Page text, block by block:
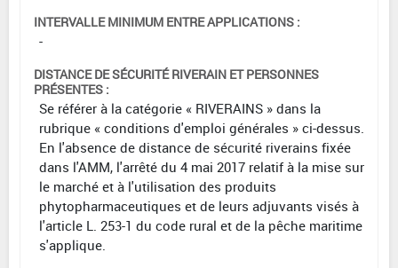
INTERVALLE MINIMUM ENTRE APPLICATIONS :
-
DISTANCE DE SÉCURITÉ RIVERAIN ET PERSONNES
PRÉSENTES :
Se référer à la catégorie « RIVERAINS » dans la
rubrique « conditions d'emploi générales » ci-dessus.
En l'absence de distance de sécurité riverains fixée
dans l'AMM, l'arrêté du 4 mai 2017 relatif à la mise sur
le marché et à l'utilisation des produits
phytopharmaceutiques et de leurs adjuvants visés à
l'article L. 253-1 du code rural et de la pêche maritime
s'applique.